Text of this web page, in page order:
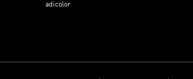
adicolor